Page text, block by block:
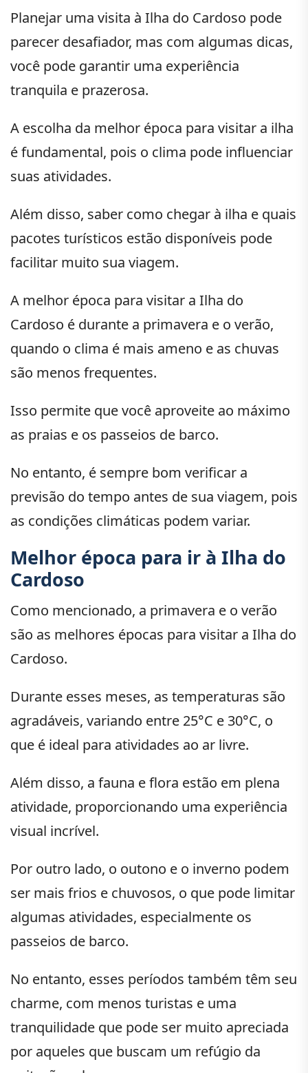
Planejar uma visita à Ilha do Cardoso pode
parecer desafiador, mas com algumas dicas,
você pode garantir uma experiência
tranquila e prazerosa.
A escolha da melhor época para visitar a ilha
é fundamental, pois o clima pode influenciar
suas atividades.
Além disso, saber como chegar à ilha e quais
pacotes turísticos estão disponíveis pode
facilitar muito sua viagem.
A melhor época para visitar a Ilha do
Cardoso é durante a primavera e o verão,
quando o clima é mais ameno e as chuvas
são menos frequentes.
Isso permite que você aproveite ao máximo
as praias e os passeios de barco.
No entanto, é sempre bom verificar a
previsão do tempo antes de sua viagem, pois
as condições climáticas podem variar.
Melhor época para ir à Ilha do
Cardoso
Como mencionado, a primavera e o verão
são as melhores épocas para visitar a Ilha do
Cardoso.
Durante esses meses, as temperaturas são
agradáveis, variando entre 25°C e 30°C, o
que é ideal para atividades ao ar livre.
Além disso, a fauna e flora estão em plena
atividade, proporcionando uma experiência
visual incrível.
Por outro lado, o outono e o inverno podem
ser mais frios e chuvosos, o que pode limitar
algumas atividades, especialmente os
passeios de barco.
No entanto, esses períodos também têm seu
charme, com menos turistas e uma
tranquilidade que pode ser muito apreciada
por aqueles que buscam um refúgio da